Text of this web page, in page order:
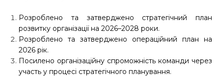
Розроблено та затверджено стратегічний план
розвитку організації на 2026–2028 роки.
Розроблено та затверджено операційний план на
2026 рік.
Посилено організаційну спроможність команди через
участь у процесі стратегічного планування.